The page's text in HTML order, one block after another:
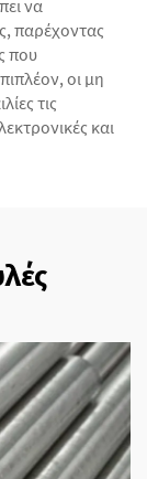
να
παρέχοντας
που
οι μη
τις
και